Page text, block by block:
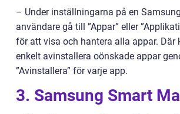
– Under inställningarna på en
användare gå till ”Appar” eller
för att visa och hantera alla appar. Där
enkelt avinstallera oönskade appar
”Avinstallera” för varje app.
3. Samsung Smart